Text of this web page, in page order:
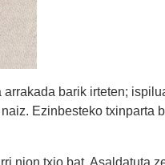
barik irteten;
Ezinbesteko txinparta
nion txio bat. Asaldatuta